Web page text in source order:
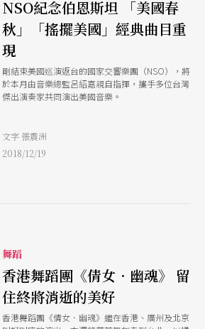
NSO紀念伯恩斯坦 「美國春
秋」「搖擺美國」經典曲目重
現
剛結束美國巡演返台的國家交響樂團（NSO），將
於本月由音樂總監呂紹嘉親自指揮，攜手多位台灣
傑出演奏家共同演出美國音樂。
文字 張震洲
2018/12/19
舞蹈
香港舞蹈團《倩女．幽魂》 留
住終將消逝的美好
香港舞蹈團《倩女．幽魂》繼在香港、廣州及北京